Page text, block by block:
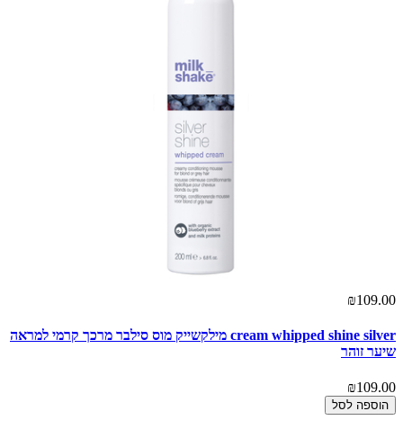
₪109.00
cream whipped shine silver מילקשייק מוס סילבר מרכך קרמי למראה
שיער זוהר
₪109.00
הוספה לסל